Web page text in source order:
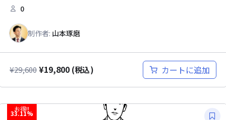
0
制作者: 山本琢磨
¥29,600 ¥19,800 (税込) カートに追加
お得!!
33.11%